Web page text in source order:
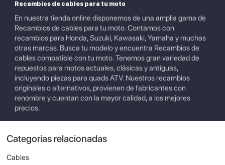
Recambios de cables para tu moto
En nuestra tienda online disponemos de una amplia gama de
Recambios de cables para tu moto. Contamos con
recambios para Honda, Suzuki, Kawasaki, Yamaha y muchas
otras marcas. Busca tu modelo y encuentra Recambios de
cables compatible con tu moto. Tenemos gran variedad de
repuestos para motos actuales, clásicas y antiguas,
incluyendo piezas para quads ATV. Nuestros recambios
originales o alternativos, provienen de fabricantes con
renombre y cuentan con la mayor calidad, a los mejores
precios.
Categorias relacionadas
Cables